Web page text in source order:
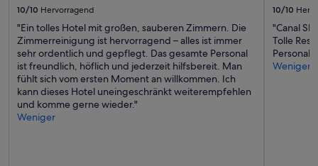
10/10 Hervorragend
"Ein tolles Hotel mit großen, sauberen Zimmern. Die
Zimmerreinigung ist hervorragend – alles ist immer
sehr ordentlich und gepflegt. Das gesamte Personal
ist freundlich, höflich und jederzeit hilfsbereit. Man
fühlt sich vom ersten Moment an willkommen. Ich
kann dieses Hotel uneingeschränkt weiterempfehlen
und komme gerne wieder."
Weniger
10/10
"Canal
Tolle
Personal.
Weniger